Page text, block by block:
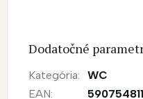
Dodatočné
Kategória:
WC
EAN: